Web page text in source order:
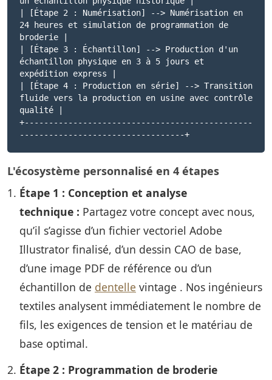
| [Étape 2 : Numérisation] --> Numérisation en
24 heures et simulation de programmation de
broderie |
| [Étape 3 : Échantillon] --> Production d'un
échantillon physique en 3 à 5 jours et
expédition express |
| [Étape 4 : Production en série] --> Transition
fluide vers la production en usine avec contrôle
qualité |
+-----------------------------------------------
----------------------------------+
L'écosystème personnalisé en 4 étapes
Étape 1 : Conception et analyse
technique : Partagez votre concept avec nous,
qu’il s’agisse d’un fichier vectoriel Adobe
Illustrator finalisé, d’un dessin CAO de base,
d’une image PDF de référence ou d’un
échantillon de dentelle vintage . Nos ingénieurs
textiles analysent immédiatement le nombre de
fils, les exigences de tension et le matériau de
base optimal.
Étape 2 : Programmation de broderie